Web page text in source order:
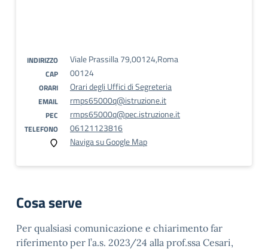
INDIRIZZO Viale Prassilla 79,00124,Roma
CAP 00124
ORARI Orari degli Uffici di Segreteria
EMAIL rmps65000q@istruzione.it
PEC rmps65000q@pec.istruzione.it
TELEFONO
06121123816
Naviga su Google Map
Cosa serve
Per qualsiasi comunicazione e chiarimento far
riferimento per l’a.s. 2023/24 alla prof.ssa Cesari,